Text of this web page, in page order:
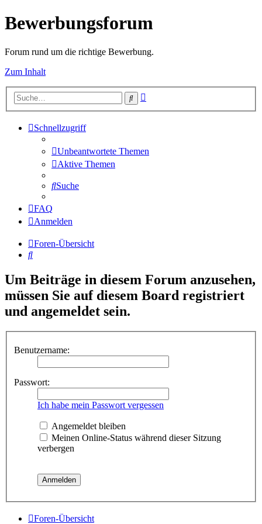
Bewerbungsforum
Forum rund um die richtige Bewerbung.
Zum Inhalt
Suche
Schnellzugriff
Unbeantwortete Themen
Aktive Themen
Suche
FAQ
Anmelden
Foren-Übersicht
Suche
Um Beiträge in diesem Forum anzusehen,
müssen Sie auf diesem Board registriert
und angemeldet sein.
Benutzername:
Passwort:
Ich habe mein Passwort vergessen
Angemeldet bleiben
Meinen Online-Status während dieser Sitzung
verbergen
Foren-Übersicht